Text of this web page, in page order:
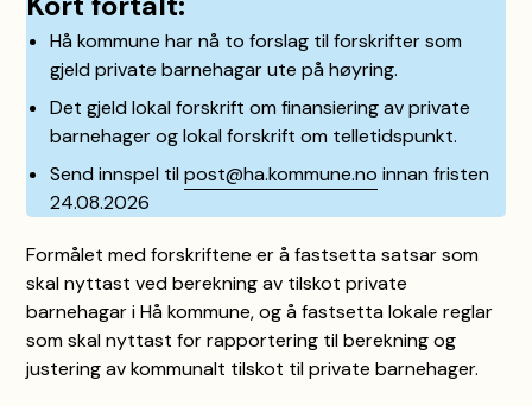
Hå kommune har nå to forslag til forskrifter som
gjeld private barnehagar ute på høyring.
Det gjeld lokal forskrift om finansiering av private
barnehager og lokal forskrift om telletidspunkt.
Send innspel tilpost@ha.kommune.no innan fristen
24.08.2026
Formålet med forskriftene er å fastsetta satsar som
skal nyttast ved berekning av tilskot private
barnehagar i Hå kommune, og å fastsetta lokale reglar
som skal nyttast for rapportering til berekning og
justering av kommunalt tilskot til private barnehager.